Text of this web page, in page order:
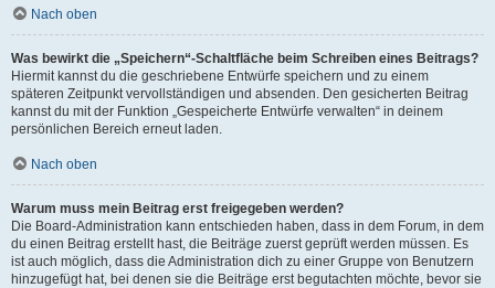
Nach oben
Was bewirkt die „Speichern“-Schaltfläche beim Schreiben eines Beitrags?
Hiermit kannst du die geschriebene Entwürfe speichern und zu einem
späteren Zeitpunkt vervollständigen und absenden. Den gesicherten Beitrag
kannst du mit der Funktion „Gespeicherte Entwürfe verwalten“ in deinem
persönlichen Bereich erneut laden.
Nach oben
Warum muss mein Beitrag erst freigegeben werden?
Die Board-Administration kann entschieden haben, dass in dem Forum, in dem
du einen Beitrag erstellt hast, die Beiträge zuerst geprüft werden müssen. Es
ist auch möglich, dass die Administration dich zu einer Gruppe von Benutzern
hinzugefügt hat, bei denen sie die Beiträge erst begutachten möchte, bevor sie